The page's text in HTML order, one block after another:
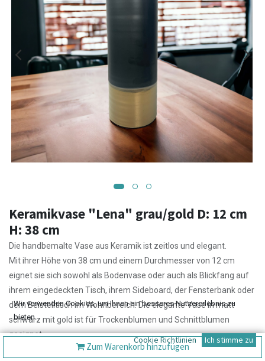
Zum Warenkorb hinzufügen
Keramikvase "Lena" grau/gold D: 12 cm
H: 38 cm
Die handbemalte Vase aus Keramik ist zeitlos und elegant.
Mit ihrer Höhe von 38 cm und einem Durchmesser von 12 cm
eignet sie sich sowohl als Bodenvase oder auch als Blickfang auf
ihrem eingedeckten Tisch, ihrem Sideboard, der Fensterbank oder
dem Beistelltisch im Wohnbereich. Die elegante Vase in matt
schwarz mit gold ist für Trockenblumen und Schnittblumen
geeignet.
26,00€
Wir verwenden Cookies, um Ihnen ein besseres Nutzererlebnis zu
bieten.
Cookie Richtlinien Ich stimme zu